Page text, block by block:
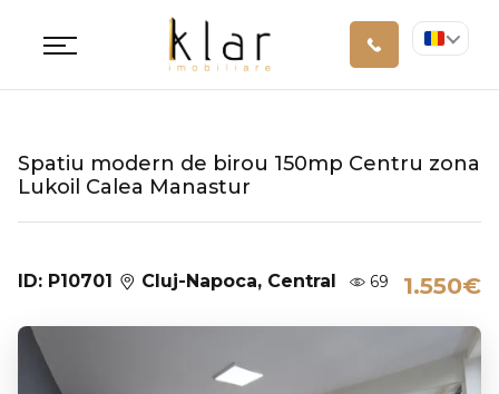
Spatiu modern de birou 150mp Centru zona
Lukoil Calea Manastur
ID: P10701 Cluj-Napoca, Central 69 1.550€